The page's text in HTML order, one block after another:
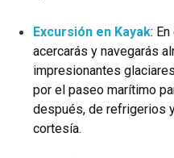
Excursión en Kayak:
acercarás y navegarás
impresionantes
por el paseo marítimo
después, de refrigerios
cortesía.